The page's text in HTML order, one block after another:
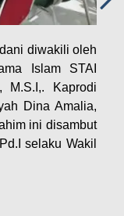
diwakili oleh
Islam STAI
M.S.I,. Kaprodi
Dina Amalia,
ini disambut
selaku Wakil